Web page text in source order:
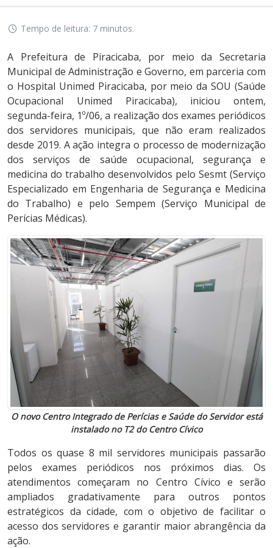
Tempo de leitura: 7 minutos.
A Prefeitura de Piracicaba, por meio da Secretaria
Municipal de Administração e Governo, em parceria com
o Hospital Unimed Piracicaba, por meio da SOU (Saúde
Ocupacional Unimed Piracicaba), iniciou ontem,
segunda-feira, 1º/06, a realização dos exames periódicos
dos servidores municipais, que não eram realizados
desde 2019. A ação integra o processo de modernização
dos serviços de saúde ocupacional, segurança e
medicina do trabalho desenvolvidos pelo Sesmt (Serviço
Especializado em Engenharia de Segurança e Medicina
do Trabalho) e pelo Sempem (Serviço Municipal de
Perícias Médicas).
O novo Centro Integrado de Perícias e Saúde do Servidor está
instalado no T2 do Centro Cívico
Todos os quase 8 mil servidores municipais passarão
pelos exames periódicos nos próximos dias. Os
atendimentos começaram no Centro Cívico e serão
ampliados gradativamente para outros pontos
estratégicos da cidade, com o objetivo de facilitar o
acesso dos servidores e garantir maior abrangência da
ação.